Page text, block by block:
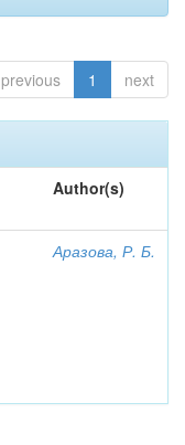
previous 1 next
Author(s)
Аразова, Р. Б.